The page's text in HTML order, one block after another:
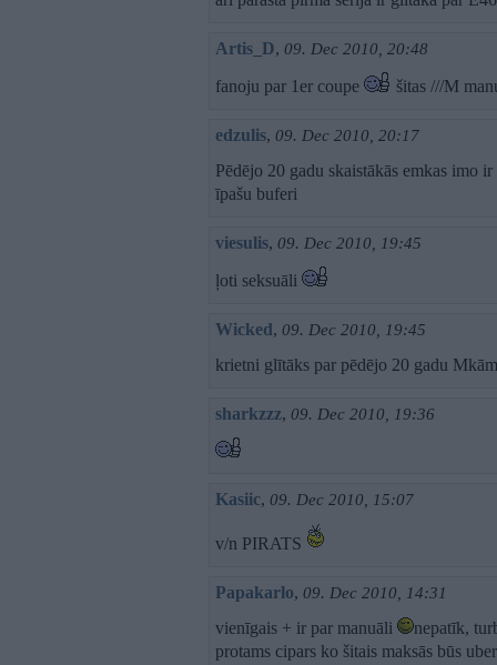
Artis_D, 09. Dec 2010, 20:48
fanoju par 1er coupe šitas ///M
edzulis, 09. Dec 2010, 20:17
Pēdējo 20 gadu skaistākās emkas imo
īpašu buferi
viesulis, 09. Dec 2010, 19:45
ļoti seksuāli
Wicked, 09. Dec 2010, 19:45
krietni glītāks par pēdējo 20 gadu Mkām
sharkzzz, 09. Dec 2010, 19:36
Kasiic, 09. Dec 2010, 15:07
v/n PIRATS
Papakarlo, 09. Dec 2010, 14:31
vienīgais + ir par manuāli
nepatīk,
protams cipars ko šitais maksās būs